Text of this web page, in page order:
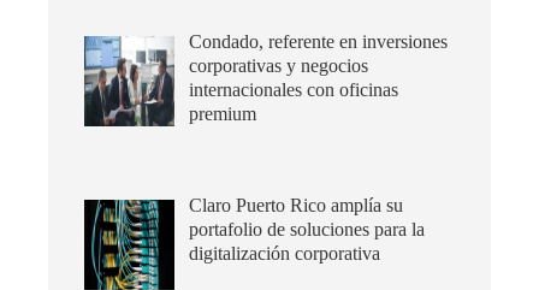
Condado, referente en inversiones
corporativas y negocios
internacionales con oficinas
premium
Claro Puerto Rico amplía su
portafolio de soluciones para la
digitalización corporativa